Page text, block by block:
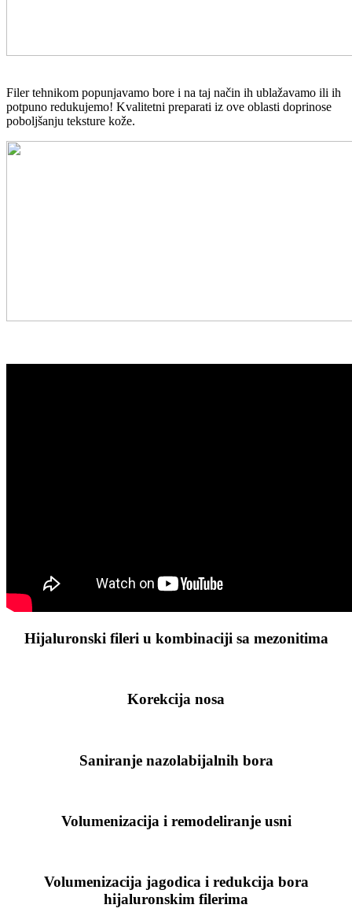
Filer tehnikom popunjavamo bore i na taj način ih ublažavamo ili ih
potpuno redukujemo! Kvalitetni preparati iz ove oblasti doprinose
poboljšanju teksture kože.
Hijaluronski fileri u kombinaciji sa mezonitima
Korekcija nosa
Saniranje nazolabijalnih bora
Volumenizacija i remodeliranje usni
Volumenizacija jagodica i redukcija bora
hijaluronskim filerima